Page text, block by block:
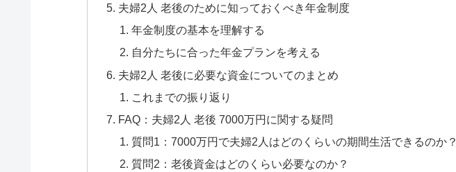
夫婦2人 老後のために知っておくべき年金制度
年金制度の基本を理解する
自分たちに合った年金プランを考える
夫婦2人 老後に必要な資金についてのまとめ
これまでの振り返り
FAQ：夫婦2人 老後 7000万円に関する疑問
質問1：7000万円で夫婦2人はどのくらいの期間生活できるのか？
質問2：老後資金はどのくらい必要なのか？